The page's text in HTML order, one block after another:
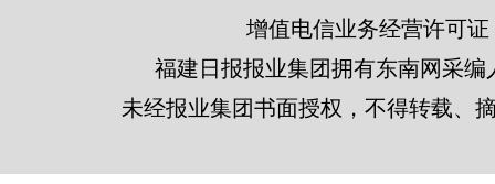
增值电信业务经营许可证
福建日报报业集团拥有东南网采
未经报业集团书面授权，不得转载、